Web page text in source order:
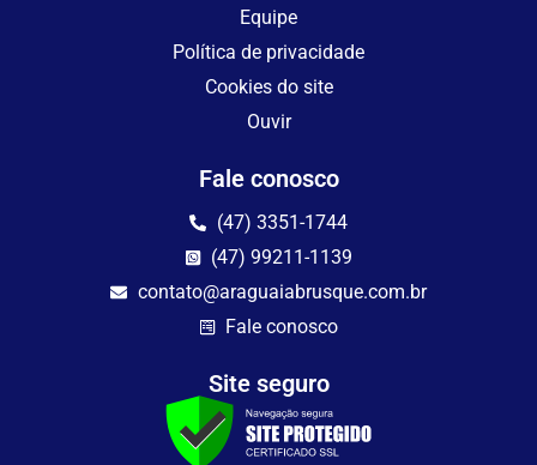
Equipe
Política de privacidade
Cookies do site
Ouvir
Fale conosco
(47) 3351-1744
(47) 99211-1139
contato@araguaiabrusque.com.br
Fale conosco
Site seguro